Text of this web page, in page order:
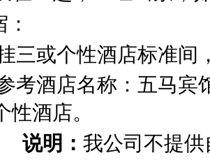
或个性酒店标准间
酒店名称：五马宾馆
性酒店。
说明：我公司不提